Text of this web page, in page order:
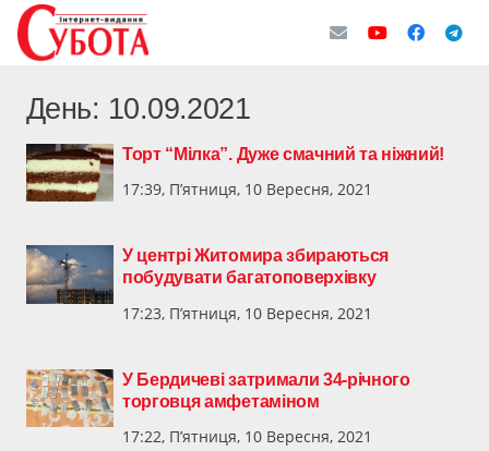
День: 10.09.2021
Торт “Мілка”. Дуже смачний та ніжний!
17:39, П’ятниця, 10 Вересня, 2021
У центрі Житомира збираються
побудувати багатоповерхівку
17:23, П’ятниця, 10 Вересня, 2021
У Бердичеві затримали 34-річного
торговця амфетаміном
17:22, П’ятниця, 10 Вересня, 2021